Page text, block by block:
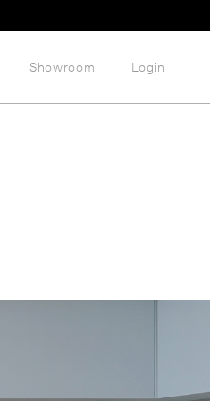
Showroom Login